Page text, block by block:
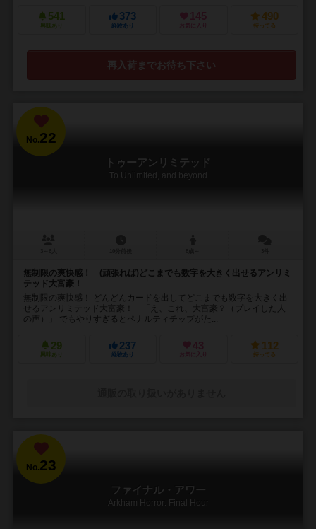
541
興味あり
373
経験あり
145
お気に入り
490
持ってる
再入荷までお待ち下さい
No.22
トゥーアンリミテッド
To Unlimited, and beyond
無制限の爽快感！ (頑張れば)どこまでも数字を大きく出せるアンリミ
テッド大富豪！
無制限の爽快感！ どんどんカードを出してどこまでも数字を大きく出
せるアンリミテッド大富豪！ 「え、これ、大富豪？（プレイした人
の声）」 でもやりすぎるとペナルティチップがた...
29
興味あり
237
経験あり
43
お気に入り
112
持ってる
No.23
ファイナル・アワー
Arkham Horror: Final Hour